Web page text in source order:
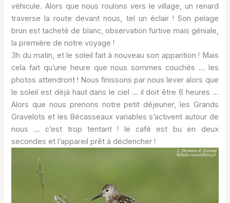
véhicule. Alors que nous roulons vers le village, un renard
traverse la route devant nous, tel un éclair ! Son pelage
brun est tacheté de blanc, observation furtive mais géniale,
la première de notre voyage !
3h du matin, et le soleil fait à nouveau son apparition ! Mais
cela fait qu’une heure que nous sommes couchés … les
photos attendront ! Nous finissons par nous lever alors que
le soleil est déjà haut dans le ciel … il doit être 6 heures …
Alors que nous prenons notre petit déjeuner, les Grands
Gravelots et les Bécasseaux variables s’activent autour de
nous … c’est trop tentant ! le café est bu en deux
secondes et l’appareil prêt à déclencher !